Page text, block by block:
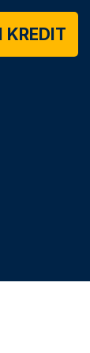
KREDIT